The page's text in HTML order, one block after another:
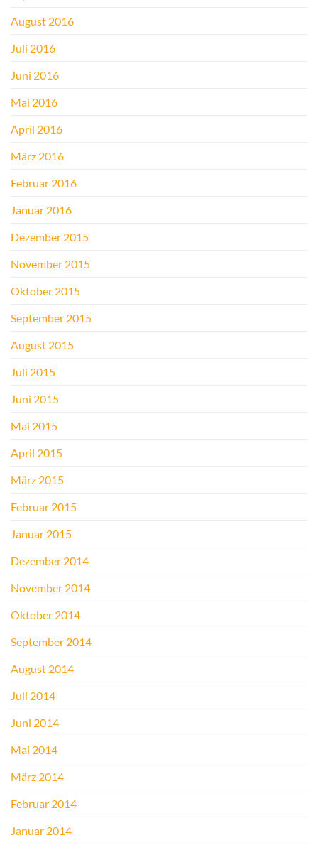
August 2016
Juli 2016
Juni 2016
Mai 2016
April 2016
März 2016
Februar 2016
Januar 2016
Dezember 2015
November 2015
Oktober 2015
September 2015
August 2015
Juli 2015
Juni 2015
Mai 2015
April 2015
März 2015
Februar 2015
Januar 2015
Dezember 2014
November 2014
Oktober 2014
September 2014
August 2014
Juli 2014
Juni 2014
Mai 2014
März 2014
Februar 2014
Januar 2014